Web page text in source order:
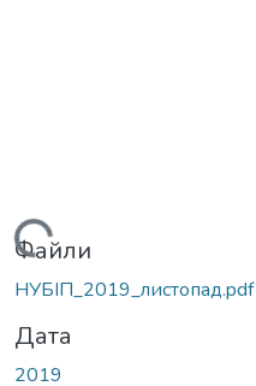
Файли
НУБІП_2019_листопад.pdf
Дата
2019